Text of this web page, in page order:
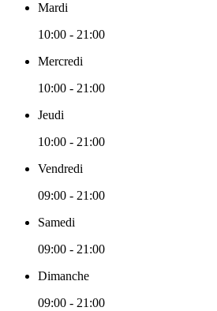
Mardi
10:00 - 21:00
Mercredi
10:00 - 21:00
Jeudi
10:00 - 21:00
Vendredi
09:00 - 21:00
Samedi
09:00 - 21:00
Dimanche
09:00 - 21:00